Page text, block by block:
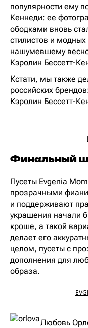
популярности ему
Кеннеди: ее
ободками вновь
стилистов и
нашумевшему
Кэролин Бессетт-
Кстати, мы также
российских
Кэролин Бессетт-
Финальный
Пусеты Evgenia
прозрачными
и поддерживают
украшения начали
кроше, а такой
делает его
целом, пусеты с
дополнения для
образа.
Любовь